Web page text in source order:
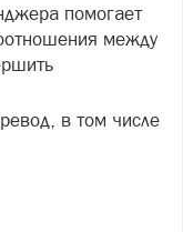
помогает
между
в том числе